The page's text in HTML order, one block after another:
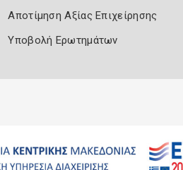
Αποτίμηση Αξίας Επιχείρησης
Υποβολή Ερωτημάτων